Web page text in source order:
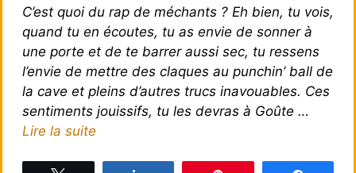
C’est quoi du rap de méchants ? Eh bien, tu vois,
quand tu en écoutes, tu as envie de sonner à
une porte et de te barrer aussi sec, tu ressens
l’envie de mettre des claques au punchin’ ball de
la cave et pleins d’autres trucs inavouables. Ces
sentiments jouissifs, tu les devras à Goûte …
Lire la suite